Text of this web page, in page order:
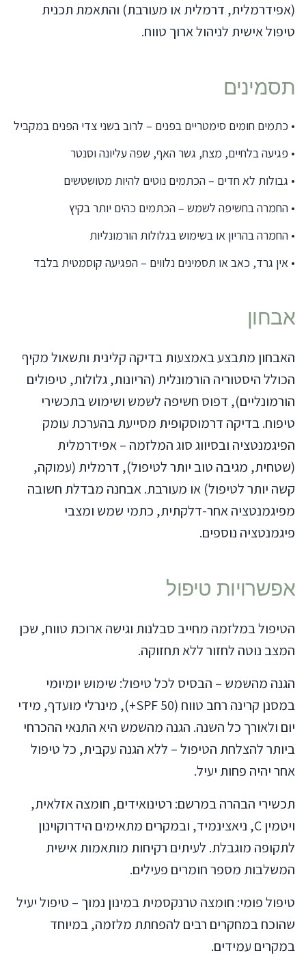
(אפידרמלית, דרמלית או מעורבת) והתאמת תכנית
טיפול אישית לניהול ארוך טווח.
תסמינים
• כתמים חומים סימטריים בפנים – לרוב בשני צדי הפנים במקביל
• פגיעה בלחיים, מצח, גשר האף, שפה עליונה וסנטר
• גבולות לא חדים – הכתמים נוטים להיות מטושטשים
• החמרה בחשיפה לשמש – הכתמים כהים יותר בקיץ
• החמרה בהריון או בשימוש בגלולות הורמונליות
• אין גרד, כאב או תסמינים נלווים – הפגיעה קוסמטית בלבד
אבחון
האבחון מתבצע באמצעות בדיקה קלינית ותשאול מקיף
הכולל היסטוריה הורמונלית (הריונות, גלולות, טיפולים
הורמונליים), דפוס חשיפה לשמש ושימוש בתכשירי
טיפוח. בדיקה דרמוסקופית מסייעת בהערכת עומק
הפיגמנטציה ובסיווג סוג המלזמה – אפידרמלית
(שטחית, מגיבה טוב יותר לטיפול), דרמלית (עמוקה,
קשה יותר לטיפול) או מעורבת. אבחנה מבדלת חשובה
מפיגמנטציה אחר-דלקתית, כתמי שמש ומצבי
פיגמנטציה נוספים.
אפשרויות טיפול
הטיפול במלזמה מחייב סבלנות וגישה ארוכת טווח, שכן
המצב נוטה לחזור ללא תחזוקה.
הגנה מהשמש – הבסיס לכל טיפול: שימוש יומיומי
במסנן קרינה רחב טווח (SPF 50+), מינרלי מועדף, מידי
יום ולאורך כל השנה. הגנה מהשמש היא התנאי ההכרחי
ביותר להצלחת הטיפול – ללא הגנה עקבית, כל טיפול
אחר יהיה פחות יעיל.
תכשירי הבהרה במרשם: רטינואידים, חומצה אזלאית,
ויטמין C, ניאצינמיד, ובמקרים מתאימים הידרוקוינון
לתקופה מוגבלת. לעיתים רקיחות מותאמות אישית
המשלבות מספר חומרים פעילים.
טיפול פומי: חומצה טרנקסמית במינון נמוך – טיפול יעיל
שהוכח במחקרים רבים להפחתת מלזמה, במיוחד
במקרים עמידים.